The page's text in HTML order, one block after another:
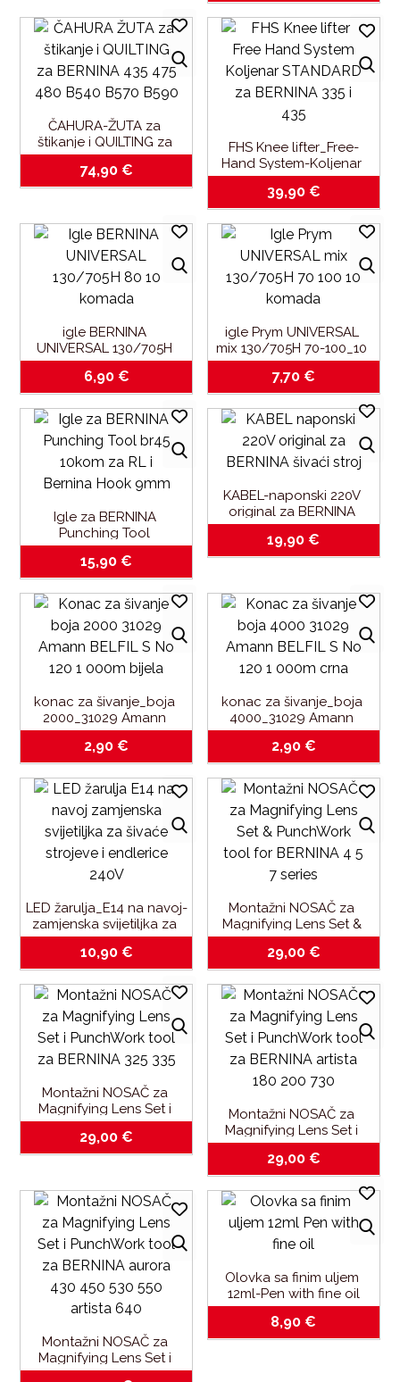
ČAHURA-ŽUTA za
štikanje i QUILTING za
BERNINA 435-475-480-
B540_B570_B590
74,90 €
FHS Knee lifter_Free-
Hand System-Koljenar
STANDARD za BERNINA
335 i 435
39,90 €
igle BERNINA
UNIVERSAL 130/705H
80_10 komada
6,90 €
igle Prym UNIVERSAL
mix 130/705H 70-100_10
komada
7,70 €
Igle za BERNINA
Punching Tool
br45_10kom_za RL i
Bernina Hook 9mm
15,90 €
KABEL-naponski 220V
original za BERNINA
šivaći stroj
19,90 €
konac za šivanje_boja
2000_31029 Amann
BELFIL-S
No.120_1.000m_bijela
2,90 €
konac za šivanje_boja
4000_31029 Amann
BELFIL-S
No.120_1.000m_crna
2,90 €
LED žarulja_E14 na navoj-
zamjenska svijetiljka za
šivaće strojeve i
endlerice_240V
10,90 €
Montažni NOSAČ za
Magnifying Lens Set &
PunchWork tool for
BERNINA 4-5-7 series
29,00 €
Montažni NOSAČ za
Magnifying Lens Set i
PunchWork tool-za
BERNINA 325-335
29,00 €
Montažni NOSAČ za
Magnifying Lens Set i
PunchWork tool-za
BERNINA artista 180-200-
730
29,00 €
Montažni NOSAČ za
Magnifying Lens Set i
PunchWork tool-za
Olovka sa finim uljem
12ml-Pen with fine oil
8,90 €